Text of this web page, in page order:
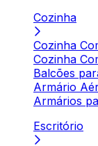
Cozinha
Cozinha
Cozinha
Balcões
Armário
Armários
Escritório